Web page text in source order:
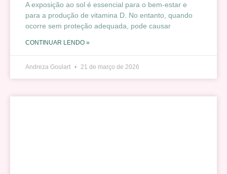
A exposição ao sol é essencial para o bem-estar e
para a produção de vitamina D. No entanto, quando
ocorre sem proteção adequada, pode causar
CONTINUAR LENDO »
Andreza Goulart 21 de março de 2026